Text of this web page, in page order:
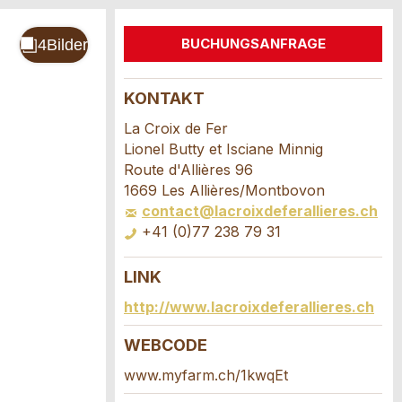
BUCHUNGSANFRAGE
KONTAKT
La Croix de Fer
Lionel Butty et Isciane Minnig
Route d'Allières 96
1669 Les Allières/Montbovon
contact@lacroixdeferallieres.ch
+41 (0)77 238 79 31
LINK
http://www.lacroixdeferallieres.ch
WEBCODE
www.myfarm.ch/1kwqEt